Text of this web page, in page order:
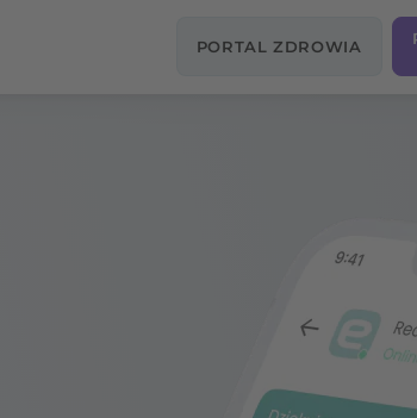
PORTAL ZDROWIA